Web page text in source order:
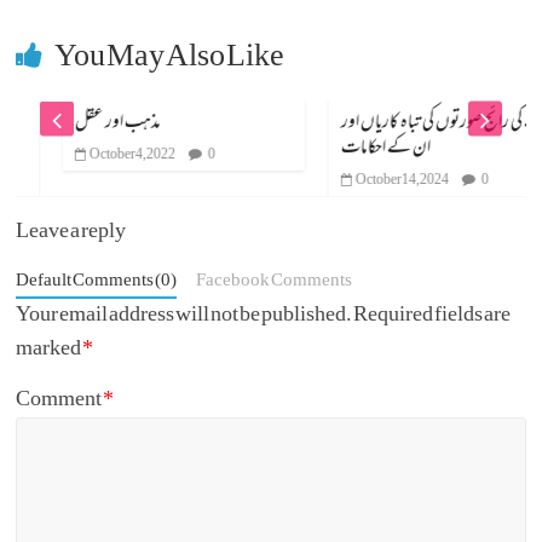
You May Also Like
مذہب اور عقل
October 4, 2022 0
جوئے کی رائج صورتوں کی تباہ کاریاں اور
ان کے احکامات‎‎
October 14, 2024 0
Leave a reply
Default Comments (0) Facebook Comments
Your email address will not be published.Required fields are
marked*
Comment*